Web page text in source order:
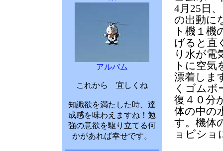
アルバム
これから 宜しくね
知識欲を満たした時、達
成感を味わえますね！勉
強の意欲を駆り立てる何
かがあれば幸せです。
4月25日
の出動に
ト機１
げると直
り水が電
トに空
漂着しま
くゴムボ
復４０分
体の中の
す。機体
ョビショ